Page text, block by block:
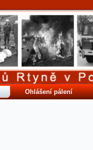
Ohlášení pálení